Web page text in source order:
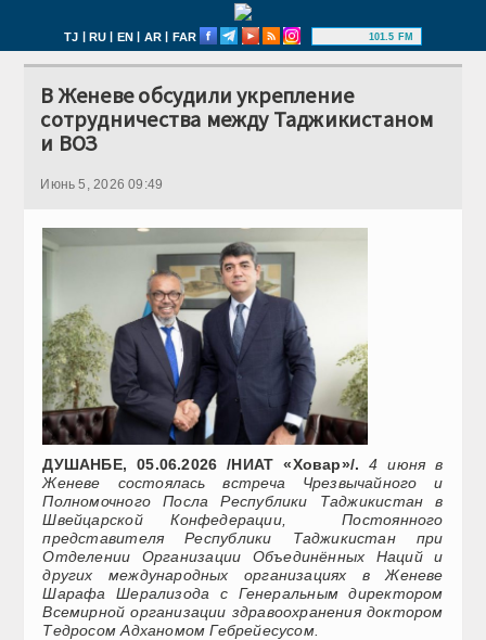
TJ | RU | EN | AR | FAR 101.5 FM
В Женеве обсудили укрепление
сотрудничества между Таджикистаном
и ВОЗ
Июнь 5, 2026 09:49
ДУШАНБЕ, 05.06.2026 /НИАТ «Ховар»/.
4 июня в
Женеве состоялась встреча Чрезвычайного и
Полномочного Посла Республики Таджикистан в
Швейцарской Конфедерации, Постоянного
представителя Республики Таджикистан при
Отделении Организации Объединённых Наций и
других международных организациях в Женеве
Шарафа Шерализода с Генеральным директором
Всемирной организации здравоохранения доктором
Тедросом Адханомом Гебрейесусом.